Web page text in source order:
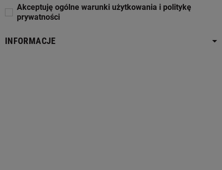
Akceptuję ogólne warunki użytkowania i politykę
prywatności
INFORMACJE